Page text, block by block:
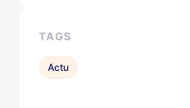
TAGS
Actu